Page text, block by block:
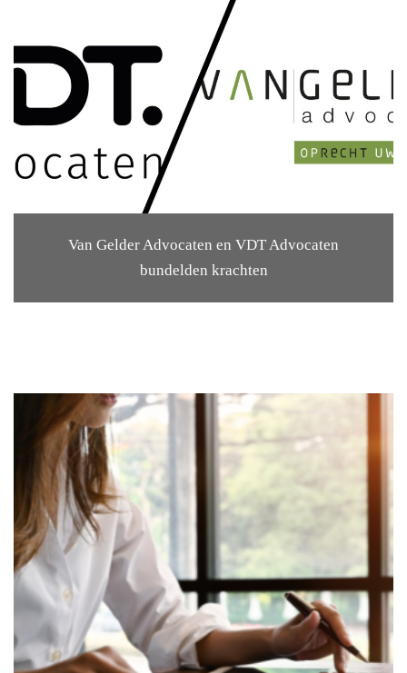
Van Gelder Advocaten en VDT Advocaten
bundelden krachten